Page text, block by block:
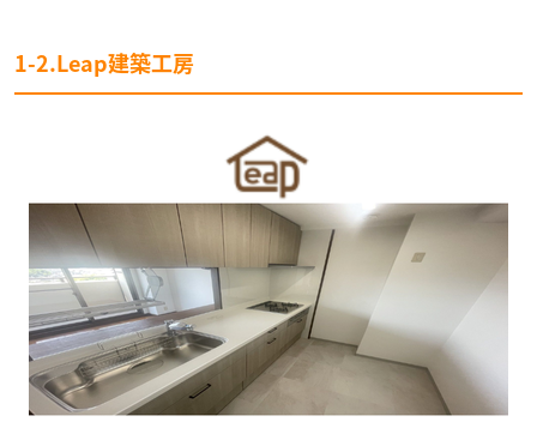
1-2.Leap建築工房